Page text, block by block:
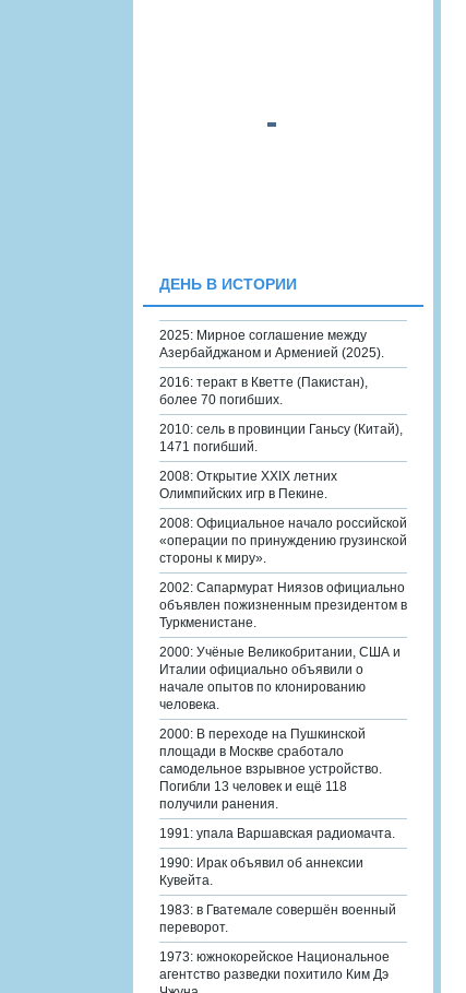
ДЕНЬ В ИСТОРИИ
2025: Мирное соглашение между
Азербайджаном и Арменией (2025).
2016: теракт в Кветте (Пакистан),
более 70 погибших.
2010: сель в провинции Ганьсу (Китай),
1471 погибший.
2008: Открытие XXIX летних
Олимпийских игр в Пекине.
2008: Официальное начало российской
«операции по принуждению грузинской
стороны к миру».
2002: Сапармурат Ниязов официально
объявлен пожизненным президентом в
Туркменистане.
2000: Учёные Великобритании, США и
Италии официально объявили о
начале опытов по клонированию
человека.
2000: В переходе на Пушкинской
площади в Москве сработало
самодельное взрывное устройство.
Погибли 13 человек и ещё 118
получили ранения.
1991: упала Варшавская радиомачта.
1990: Ирак объявил об аннексии
Кувейта.
1983: в Гватемале совершён военный
переворот.
1973: южнокорейское Национальное
агентство разведки похитило Ким Дэ